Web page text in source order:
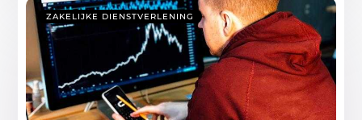
ZAKELIJKE DIENSTVERLENING